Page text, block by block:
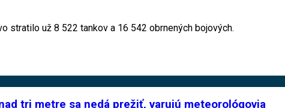
stratilo už 8 522 tankov a 16 542 obrnených bojových.
tri metre sa nedá prežiť, varujú meteorológovia